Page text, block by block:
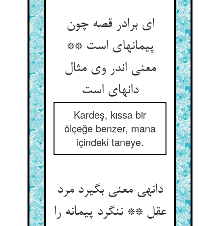
ای برادر قصه چون
پیمانه‏ای است **
معنی اندر وی مثال
دانه‏ای است‏
Kardeş, kıssa bir
ölçeğe benzer, mana
içindeki taneye.
دانه‏ی معنی بگیرد مرد
عقل ** ننگرد پیمانه را